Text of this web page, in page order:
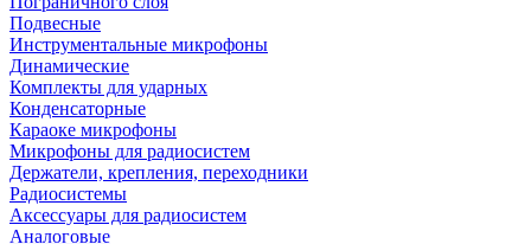
Подвесные
Инструментальные микрофоны
Динамические
Комплекты для ударных
Конденсаторные
Караоке микрофоны
Микрофоны для радиосистем
Держатели, крепления, переходники
Радиосистемы
Аксессуары для радиосистем
Аналоговые